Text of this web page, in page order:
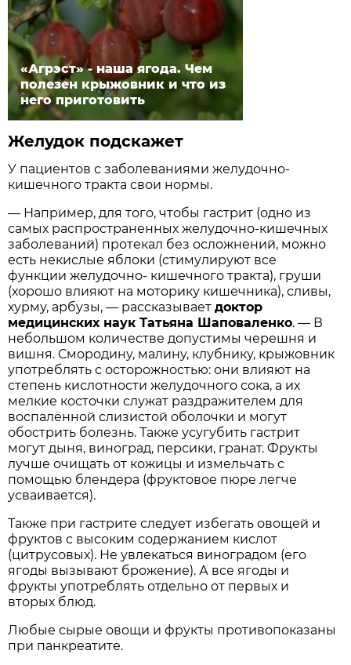
«Агрэст» - наша ягода. Чем
полезен крыжовник и что из
него приготовить
Желудок подскажет
У пациентов с заболеваниями желудочно-
кишечного тракта свои нормы.
— Например, для того, чтобы гастрит (одно из
самых распространенных желудочно-кишечных
заболеваний) протекал без осложнений, можно
есть некислые яблоки (стимулируют все
функции желудочно- кишечного тракта), груши
(хорошо влияют на моторику кишечника), сливы,
хурму, арбузы, — рассказываетдоктор
медицинских наук Татьяна Шаповаленко. — В
небольшом количестве допустимы черешня и
вишня. Смородину, малину, клубнику, крыжовник
употреблять с осторожностью: они влияют на
степень кислотности желудочного сока, а их
мелкие косточки служат раздражителем для
воспалённой слизистой оболочки и могут
обострить болезнь. Также усугубить гастрит
могут дыня, виноград, персики, гранат. Фрукты
лучше очищать от кожицы и измельчать с
помощью блендера (фруктовое пюре легче
усваивается).
Также при гастрите следует избегать овощей и
фруктов с высоким содержанием кислот
(цитрусовых). Не увлекаться виноградом (его
ягоды вызывают брожение). А все ягоды и
фрукты употреблять отдельно от первых и
вторых блюд.
Любые сырые овощи и фрукты противопоказаны
при панкреатите.